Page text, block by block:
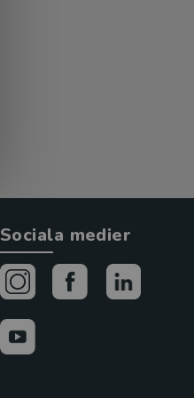
Sociala medier